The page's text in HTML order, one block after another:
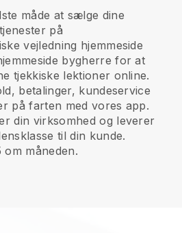
måde at sælge dine
på
vejledning hjemmeside
bygherre for at
tjekkiske lektioner online.
betalinger, kundeservice
på farten med vores app.
din virksomhed og leverer
til din kunde.
måneden.